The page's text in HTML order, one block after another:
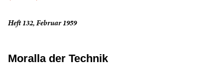
Heft 132, Februar 1959
Moralla der Technik